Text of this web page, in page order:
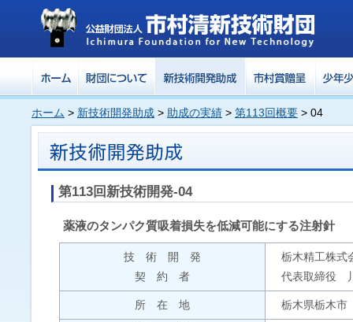
ホーム > 新技術開発助成 > 助成の実績 > 第113回概要 > 04
第113回新技術開発-04
薬液のタンパク質吸着損失を低減可能にする注射針
技 術 開 発
契 約 者
栃木精工株式
代表取締役
所 在 地
栃木県栃木市